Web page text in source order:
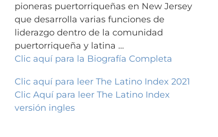
pioneras puertorriqueñas en New Jersey
que desarrolla varias funciones de
liderazgo dentro de la comunidad
puertorriqueña y latina …
Clic aquí para la Biografía Completa
Clic aquí para leer The Latino Index 2021
Clic Aquí para leer The Latino Index
versión ingles